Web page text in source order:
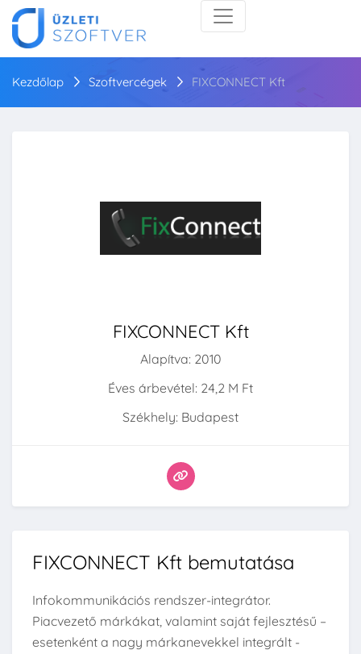
Kezdőlap Szoftvercégek FIXCONNECT Kft
FIXCONNECT Kft
Alapítva: 2010
Éves árbevétel: 24,2 M Ft
Székhely: Budapest
FIXCONNECT Kft bemutatása
Infokommunikációs rendszer-integrátor.
Piacvezető márkákat, valamint saját fejlesztésű –
esetenként a nagy márkanevekkel integrált -